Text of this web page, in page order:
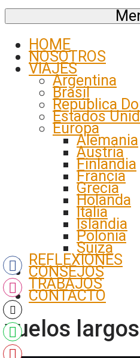
HOME
NOSOTROS
VIAJES
Argentina
Brasil
República
Estados
Europa
Alemania
Austria
Finlandia
Francia
Grecia
Holanda
Italia
Islandia
Polonia
Suiza
REFLEXIONES
CONSEJOS
TRABAJOS
CONTACTO
vuelos largos